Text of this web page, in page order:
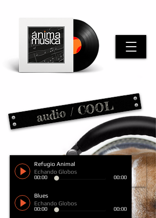
audio / COOL
Refugio Animal
Echando Globos
00:00 00:00
Blues
Echando Globos
00:00 00:00